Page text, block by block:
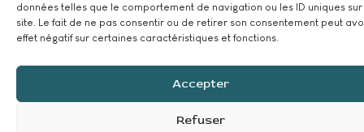
données telles que le comportement de navigation ou les ID uniques
site. Le fait de ne pas consentir ou de retirer son consentement peut
effet négatif sur certaines caractéristiques et fonctions.
Accepter
Refuser